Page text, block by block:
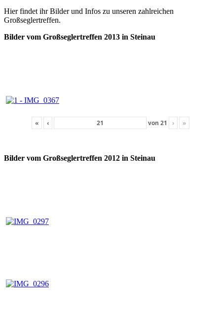
Hier findet ihr Bilder und Infos zu unseren zahlreichen
Großseglertreffen.
Bilder vom Großseglertreffen 2013 in Steinau
« ‹ von 21 › »
Bilder vom Großseglertreffen 2012 in Steinau